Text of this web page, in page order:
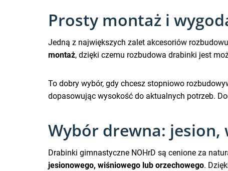
Prosty montaż i
Jedną z największych zalet akcesoriów
montaż, dzięki czemu rozbudowa drabinki jest
To dobry wybór, gdy chcesz stopniowo
dopasowując wysokość do aktualnych potrzeb.
Wybór drewna: jesion,
Drabinki gimnastyczne NOHrD są cenione za
jesionowego, wiśniowego lub orzechowego.